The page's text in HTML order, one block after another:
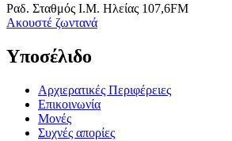
Ραδ. Σταθμός Ι.Μ. Ηλείας 107,6FM
Aκουστέ ζωντανά
Υποσέλιδο
Αρχιερατικές Περιφέρειες
Επικοινωνία
Μονές
Συχνές απορίες